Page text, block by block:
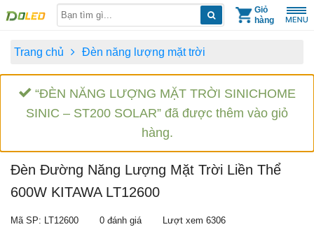
Giỏ
hàng
Trang chủ Đèn năng lượng mặt trời
“ĐÈN NĂNG LƯỢNG MẶT TRỜI SINICHOME
SINIC – ST200 SOLAR” đã được thêm vào giỏ
hàng.
Đèn Đường Năng Lượng Mặt Trời Liền Thể
600W KITAWA LT12600
Mã SP: LT12600 0 đánh giá Lượt xem 6306